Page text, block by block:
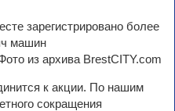
из архива BrestCITY.com
к акции. По нашим
сокращения